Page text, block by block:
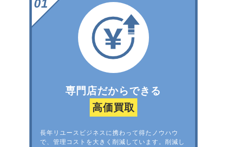
専門店だからできる
高価買取
長年リユースビジネスに携わって得たノウハウ
で、管理コストを大きく削減しています。削減し